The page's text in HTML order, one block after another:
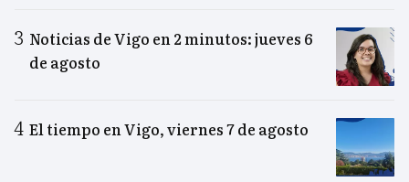
Noticias de Vigo en 2 minutos: jueves 6
de agosto
El tiempo en Vigo, viernes 7 de agosto